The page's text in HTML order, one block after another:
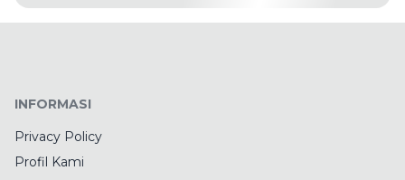
INFORMASI
Privacy Policy
Profil Kami